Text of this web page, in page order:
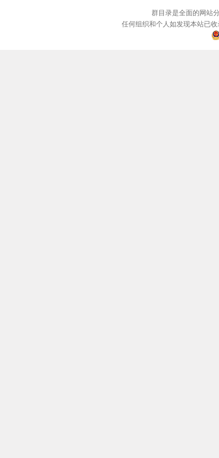
群目录是全面的网站
任何组织和个人如发现本站已